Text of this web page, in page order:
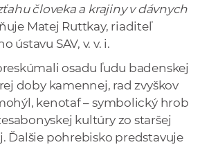
človeka a krajiny v dávnych
Matej Ruttkay, riaditeľ
ústavu SAV, v. v. i.
osadu ľudu badenskej
doby kamennej, rad zvyškov
kenotaf – symbolický hrob
kultúry zo staršej
Ďalšie pohrebisko predstavuje